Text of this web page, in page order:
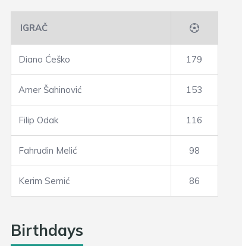
IGRAČ
Diano Ćeško 179
Amer Šahinović 153
Filip Odak 116
Fahrudin Melić 98
Kerim Semić 86
Birthdays